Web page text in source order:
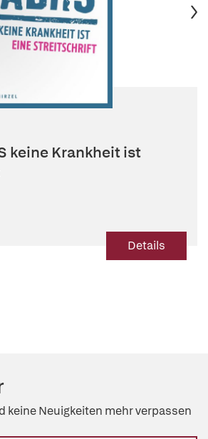
keine Krankheit ist
Details
keine Neuigkeiten mehr verpassen